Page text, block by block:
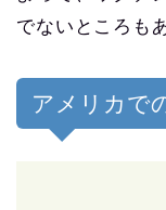
でないところも
アメリカで